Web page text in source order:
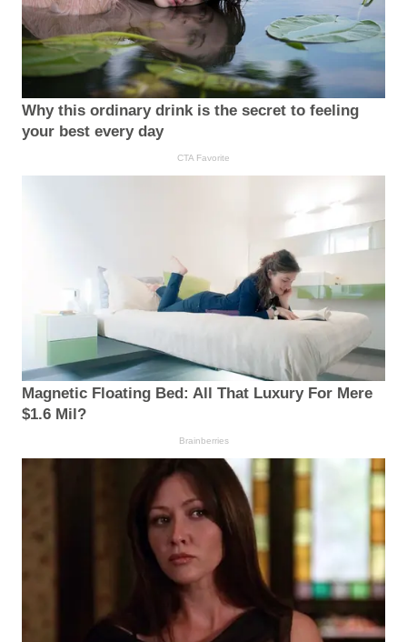
Why this ordinary drink is the secret to feeling
your best every day
CTA Favorite
Magnetic Floating Bed: All That Luxury For Mere
$1.6 Mil?
Brainberries